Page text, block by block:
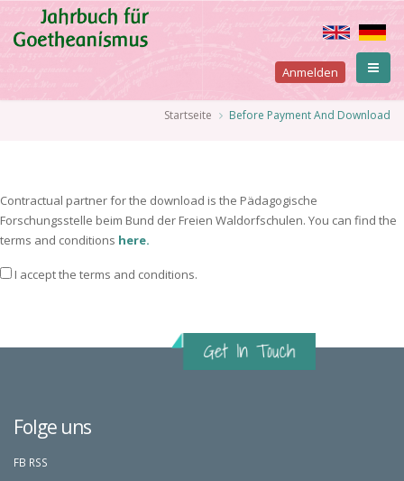
zum
Inhalt
User
account
Anmelden
PfadnavigationStartseite Before Payment And Download
Contractual partner for the download is the Pädagogische
Forschungsstelle beim Bund der Freien Waldorfschulen. You can find the
terms and conditions here.
I accept the terms and conditions.
Folge uns
FB RSS